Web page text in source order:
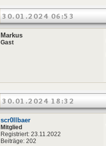
30.01.2024 06:53
Markus
Gast
30.01.2024 18:32
scr0llbaer
Mitglied
Registriert: 23.11.2022
Beiträge: 202